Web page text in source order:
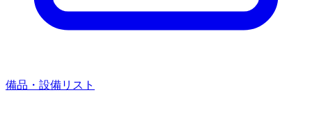
備品・設備リスト